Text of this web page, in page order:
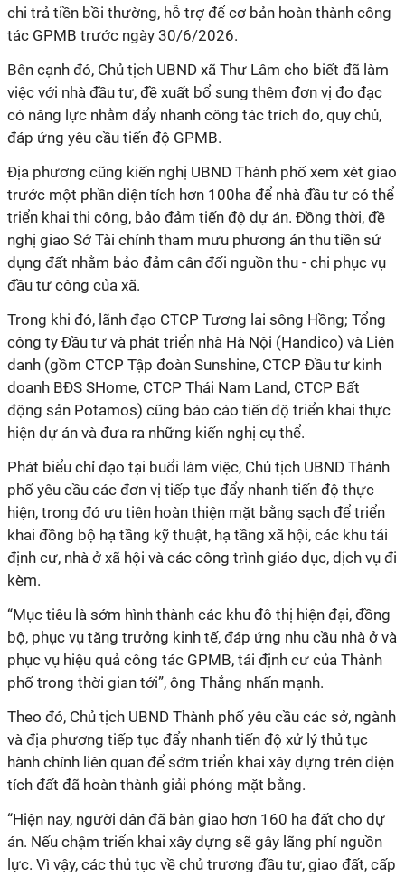
chi trả tiền bồi thường, hỗ trợ để cơ bản hoàn thành công
tác GPMB trước ngày 30/6/2026.
Bên cạnh đó, Chủ tịch UBND xã Thư Lâm cho biết đã làm
việc với nhà đầu tư, đề xuất bổ sung thêm đơn vị đo đạc
có năng lực nhằm đẩy nhanh công tác trích đo, quy chủ,
đáp ứng yêu cầu tiến độ GPMB.
Địa phương cũng kiến nghị UBND Thành phố xem xét giao
trước một phần diện tích hơn 100ha để nhà đầu tư có thể
triển khai thi công, bảo đảm tiến độ dự án. Đồng thời, đề
nghị giao Sở Tài chính tham mưu phương án thu tiền sử
dụng đất nhằm bảo đảm cân đối nguồn thu - chi phục vụ
đầu tư công của xã.
Trong khi đó, lãnh đạo CTCP Tương lai sông Hồng; Tổng
công ty Đầu tư và phát triển nhà Hà Nội (Handico) và Liên
danh (gồm CTCP Tập đoàn Sunshine, CTCP Đầu tư kinh
doanh BĐS SHome, CTCP Thái Nam Land, CTCP Bất
động sản Potamos) cũng báo cáo tiến độ triển khai thực
hiện dự án và đưa ra những kiến nghị cụ thể.
Phát biểu chỉ đạo tại buổi làm việc, Chủ tịch UBND Thành
phố yêu cầu các đơn vị tiếp tục đẩy nhanh tiến độ thực
hiện, trong đó ưu tiên hoàn thiện mặt bằng sạch để triển
khai đồng bộ hạ tầng kỹ thuật, hạ tầng xã hội, các khu tái
định cư, nhà ở xã hội và các công trình giáo dục, dịch vụ đi
kèm.
“Mục tiêu là sớm hình thành các khu đô thị hiện đại, đồng
bộ, phục vụ tăng trưởng kinh tế, đáp ứng nhu cầu nhà ở và
phục vụ hiệu quả công tác GPMB, tái định cư của Thành
phố trong thời gian tới”, ông Thắng nhấn mạnh.
Theo đó, Chủ tịch UBND Thành phố yêu cầu các sở, ngành
và địa phương tiếp tục đẩy nhanh tiến độ xử lý thủ tục
hành chính liên quan để sớm triển khai xây dựng trên diện
tích đất đã hoàn thành giải phóng mặt bằng.
“Hiện nay, người dân đã bàn giao hơn 160 ha đất cho dự
án. Nếu chậm triển khai xây dựng sẽ gây lãng phí nguồn
lực. Vì vậy, các thủ tục về chủ trương đầu tư, giao đất, cấp